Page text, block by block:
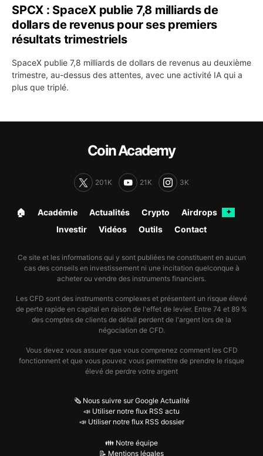
SPCX : SpaceX publie 7,8 milliards de
dollars de revenus pour ses premiers
résultats trimestriels
SpaceX publie 7,8 milliards de dollars de revenus au deuxième
trimestre, au-dessus des attentes, avec une activité IA qui a
plus que triplé.
Coin Academy
201K 21K 3K
🏠︎ Académie Actualités Crypto Airdrops ✦
Investir Vidéos Outils Contact
Ce site et les informations qui y sont publiées ne constituent en aucun
cas des conseils en investissement ni une incitation quelconque à
acheter ou vendre des instruments financiers.
Les CFD sont des instruments complexes et présentent un risque élevé
de perte rapide en capital en raison de l'effet de levier. Entre 74 et 89 %
des comptes de clients de détail perdent de l'argent lors de la
négociation de CFD.
Vous devez vous assurer que vous comprenez comment les CFD
fonctionnent et que vous pouvez vous permettre de prendre le risque
élevé de perdre votre argent
🗞️ Nous suivre sur Google Actualité
📣 Utiliser notre flux RSS actu
📣 Utiliser notre flux RSS dossier
👪 Notre équipe
📝 Mentions légales